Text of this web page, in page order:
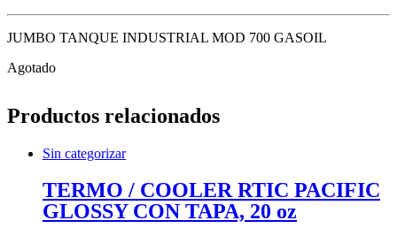
JUMBO TANQUE INDUSTRIAL MOD 700 GASOIL
Agotado
Productos relacionados
Sin categorizar
TERMO / COOLER RTIC PACIFIC
GLOSSY CON TAPA, 20 oz